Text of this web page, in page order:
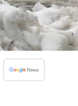
Bursa
Çanakkale
Çorum